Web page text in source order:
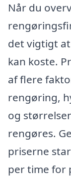
Når du
det vigtigt
kan koste.
af flere
rengøring,
og
rengøres.
priserne
per time for